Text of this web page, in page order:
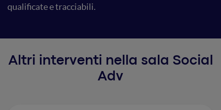
qualificate e tracciabili.
Altri interventi nella sala Social
Adv